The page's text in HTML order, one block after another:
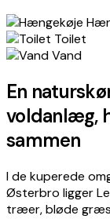
Toilet
Vand
En
voldanlæg,
sammen
I de kuperede
Østerbro ligger
træer, bløde